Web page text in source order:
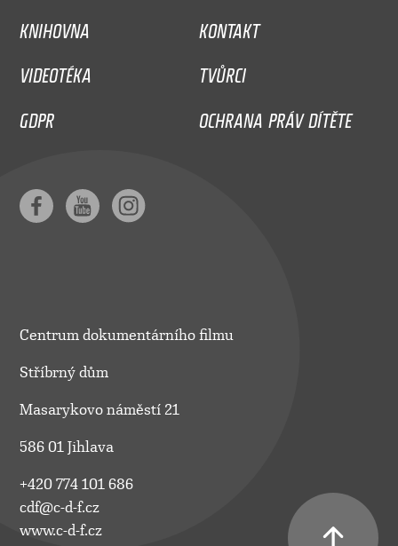
KNIHOVNA
KONTAKT
VIDEOTÉKA
TVŮRCI
GDPR
OCHRANA PRÁV DÍTĚTE
Centrum dokumentárního filmu
Stříbrný dům
Masarykovo náměstí 21
586 01 Jihlava
+420 774 101 686
cdf@c-d-f.cz
www.c-d-f.cz